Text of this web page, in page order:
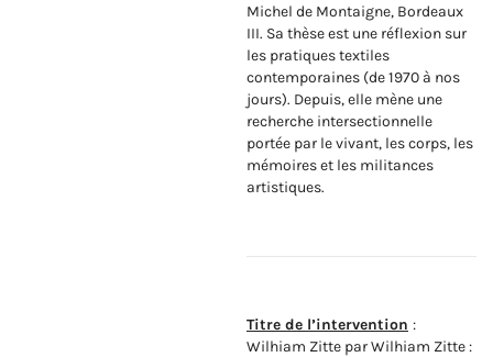
Michel de Montaigne, Bordeaux
III. Sa thèse est une réflexion sur
les pratiques textiles
contemporaines (de 1970 à nos
jours). Depuis, elle mène une
recherche intersectionnelle
portée par le vivant, les corps, les
mémoires et les militances
artistiques.
Titre de l’intervention :
Wilhiam Zitte par Wilhiam Zitte :